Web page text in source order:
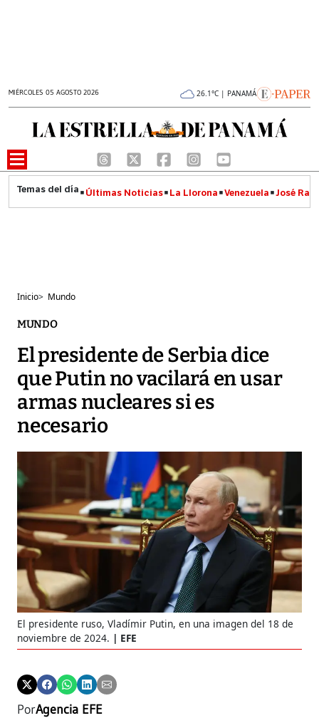
MIÉRCOLES 05 AGOSTO 2026 26.1°C | PANAMÁ
Últimas Noticias La Llorona Venezuela José
Inicio> Mundo
MUNDO
El presidente de Serbia dice
que Putin no vacilará en usar
armas nucleares si es
necesario
El presidente ruso, Vladímir Putin, en una imagen del 18 de
noviembre de 2024.
EFE
PorAgencia EFE